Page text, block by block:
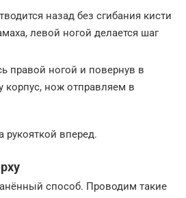
назад без сгибания кисти
левой ногой делается шаг
правой ногой и повернув в
корпус, нож отправляем в
рукояткой вперед.
способ. Проводим такие